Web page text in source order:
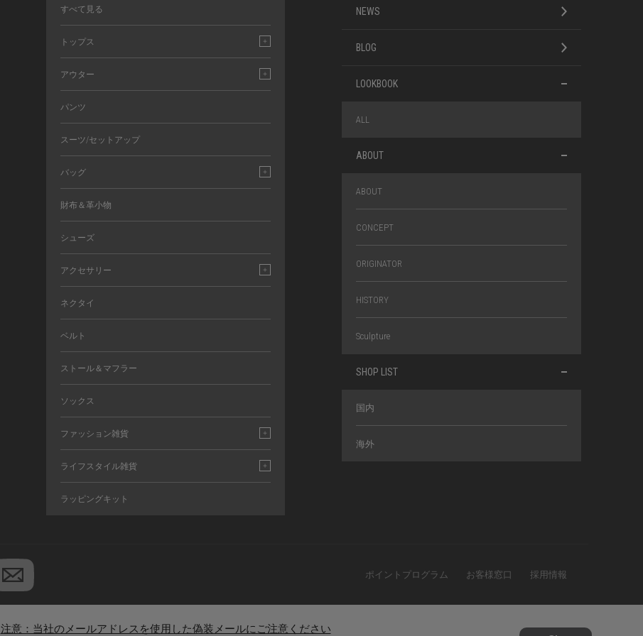
すべて見る
トップス
アウター
パンツ
スーツ/セットアップ
バッグ
財布＆革小物
シューズ
アクセサリー
ネクタイ
ベルト
ストール＆マフラー
ソックス
ファッション雑貨
ライフスタイル雑貨
ラッピングキット
NEWS
BLOG
LOOKBOOK
ALL
ABOUT
ABOUT
CONCEPT
ORIGINATOR
HISTORY
Sculpture
SHOP LIST
国内
海外
ポイントプログラム お客様窓口 採用情報
注意：当社のメールアドレスを使用した偽装メールにご注意ください